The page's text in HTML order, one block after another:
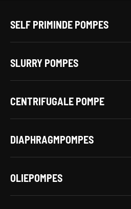
SELF PRIMINDE POMPES
SLURRY POMPES
CENTRIFUGALE POMPE
DIAPHRAGMPOMPES
OLIEPOMPES